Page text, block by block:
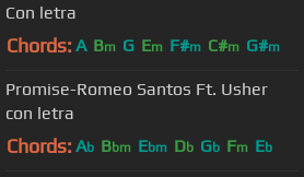
Con letra
Chords: A Bm G Em F#m C#m G#m
Promise-Romeo Santos Ft. Usher
con letra
Chords: Ab Bbm Ebm Db Gb Fm Eb